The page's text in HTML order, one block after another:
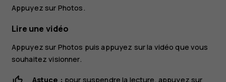
Appuyez sur Photos .
Lire une vidéo
Appuyez sur Photos puis appuyez sur la vidéo que vous
souhaitez visionner.
Astuce : pour suspendre la lecture, appuyez sur